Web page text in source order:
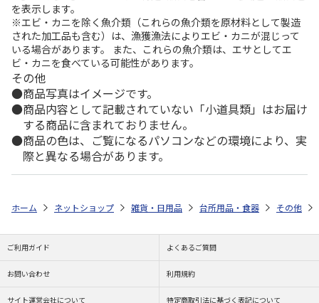
を表示します。
※エビ・カニを除く魚介類（これらの魚介類を原材料として製造
された加工品も含む）は、漁獲漁法によりエビ・カニが混じって
いる場合があります。 また、これらの魚介類は、エサとしてエ
ビ・カニを食べている可能性があります。
その他
商品写真はイメージです。
商品内容として記載されていない「小道具類」はお届け
する商品に含まれておりません。
商品の色は、ご覧になるパソコンなどの環境により、実
際と異なる場合があります。
ホーム ネットショップ 雑貨・日用品 台所用品・食器 その他
ご利用ガイド よくあるご質問
お問い合わせ 利用規約
サイト運営会社について 特定商取引法に基づく表記について